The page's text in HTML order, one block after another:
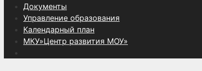
Документы
Управление образования
Календарный план
МКУ»Центр развития МОУ»